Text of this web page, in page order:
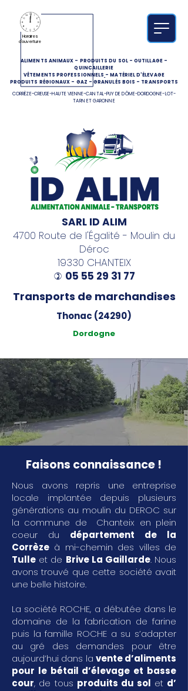
ALIMENTS ANIMAUX - PRODUITS DU SOL-OUTILLAGE-
QUINCAILLERIE
VÊTEMENTS PROFESSIONNELS -MATÉRIEL D'ÉLEVAGE
PRODUITS RÉGIONAUX - GAZ -GRANULÉS BOIS - TRANSPORTS
CORRÈZE-CREUSE-HAUTE VIENNE-CANTAL-PUY DE DÔME-DORDOGNE-LOT-
TARN ET GARONNE
Horaires
d'ouverture
SARL ID ALIM
4700 Route de l'Égalité - Moulin du
Déroc
19330 CHANTEIX
) 05 55 29 31 77
Transports de marchandises
Thonac (24290)
Dordogne
Faisons connaissance !
Nous avons repris une entreprise
locale implantée depuis plusieurs
générations au moulin du DEROC sur
la commune de Chanteix en plein
coeur du département de la
Corrèze à mi-chemin des villes de
Tulle et de Brive La Gaillarde. Nous
avons trouvé que cette société avait
une belle histoire.
La société ROCHE, a débutée dans le
domaine de la fabrication de farine
puis la famille ROCHE a su s’adapter
au gré des demandes pour être
aujourd’hui dans la vente d’aliments
pour le bétail d’élevage et basse
cour, de tous produits du sol et d’